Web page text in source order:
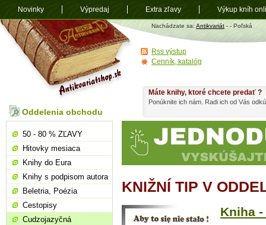
Antikvariát
shop.sk
Nachádzate sa: Antikvariát - - Poľská
KNIŽNÍ TIP V
Kniha
Máte knihy, ktoré chcete predať ?
Ponúknite ich nám. Radi ich od Vás
Oddelenia obchodu
50 - 80 % ZĽAVY
Hitovky mesiaca
Knihy do Eura
Knihy s podpisom autora
Beletria, Poézia
Cestopisy
Cudzojazyčná
Rss výstup
Cenník, katalóg
Novinky Výpredaj Extra zľavy Výkup kníh